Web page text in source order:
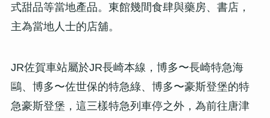
式甜品等當地產品。東館幾間食肆與藥房、書店，
主為當地人士的店舖。
JR佐賀車站屬於JR長崎本線，博多〜長崎特急海
鷗、博多〜佐世保的特急綠、博多〜豪斯登堡的特
急豪斯登堡，這三樣特急列車停之外，為前往唐津